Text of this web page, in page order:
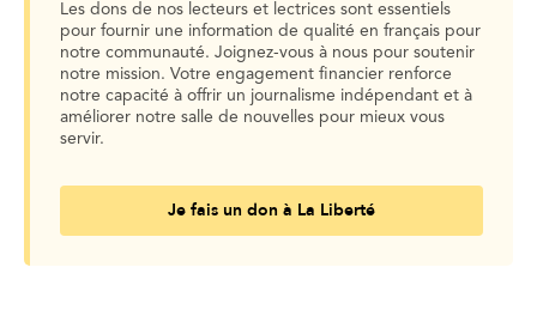
Les dons de nos lecteurs et lectrices sont essentiels
pour fournir une information de qualité en français pour
notre communauté. Joignez-vous à nous pour soutenir
notre mission. Votre engagement financier renforce
notre capacité à offrir un journalisme indépendant et à
améliorer notre salle de nouvelles pour mieux vous
servir.
Je fais un don à La Liberté